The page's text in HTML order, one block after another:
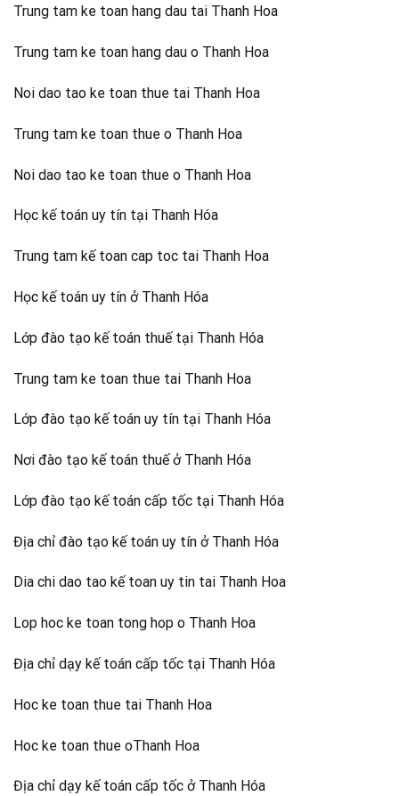
Trung tam ke toan hang dau tai Thanh Hoa
Trung tam ke toan hang dau o Thanh Hoa
Noi dao tao ke toan thue tai Thanh Hoa
Trung tam ke toan thue o Thanh Hoa
Noi dao tao ke toan thue o Thanh Hoa
Học kế toán uy tín tại Thanh Hóa
Trung tam kế toan cap toc tai Thanh Hoa
Học kế toán uy tín ở Thanh Hóa
Lớp đào tạo kế toán thuế tại Thanh Hóa
Trung tam ke toan thue tai Thanh Hoa
Lớp đào tạo kế toán uy tín tại Thanh Hóa
Nơi đào tạo kế toán thuế ở Thanh Hóa
Lớp đào tạo kế toán cấp tốc tại Thanh Hóa
Địa chỉ đào tạo kế toán uy tín ở Thanh Hóa
Dia chi dao tao kế toan uy tin tai Thanh Hoa
Lop hoc ke toan tong hop o Thanh Hoa
Địa chỉ dạy kế toán cấp tốc tại Thanh Hóa
Hoc ke toan thue tai Thanh Hoa
Hoc ke toan thue oThanh Hoa
Địa chỉ dạy kế toán cấp tốc ở Thanh Hóa